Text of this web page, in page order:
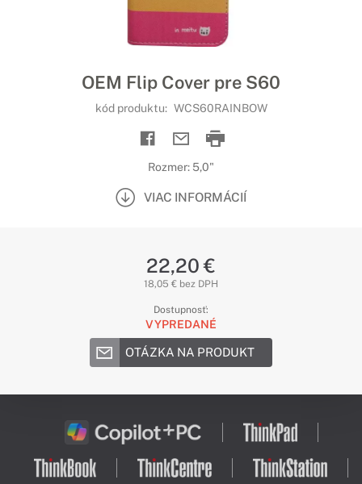
OEM Flip Cover pre S60
kód produktu: WCS60RAINBOW
Rozmer: 5,0"
VIAC INFORMÁCIÍ
22,20 €
18,05 € bez DPH
Dostupnosť:
VYPREDANÉ
OTÁZKA NA PRODUKT